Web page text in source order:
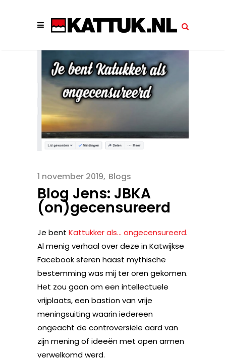
1 november 2019 Blogs
Blog Jens: JBKA
(on)gecensureerd
Je bent Kattukker als… ongecensureerd.
Al menig verhaal over deze in Katwijkse
Facebook sferen haast mythische
bestemming was mij ter oren gekomen.
Het zou gaan om een intellectuele
vrijplaats, een bastion van vrije
meningsuiting waarin iedereen
ongeacht de controversiële aard van
zijn mening of ideeën met open armen
verwelkomd werd.